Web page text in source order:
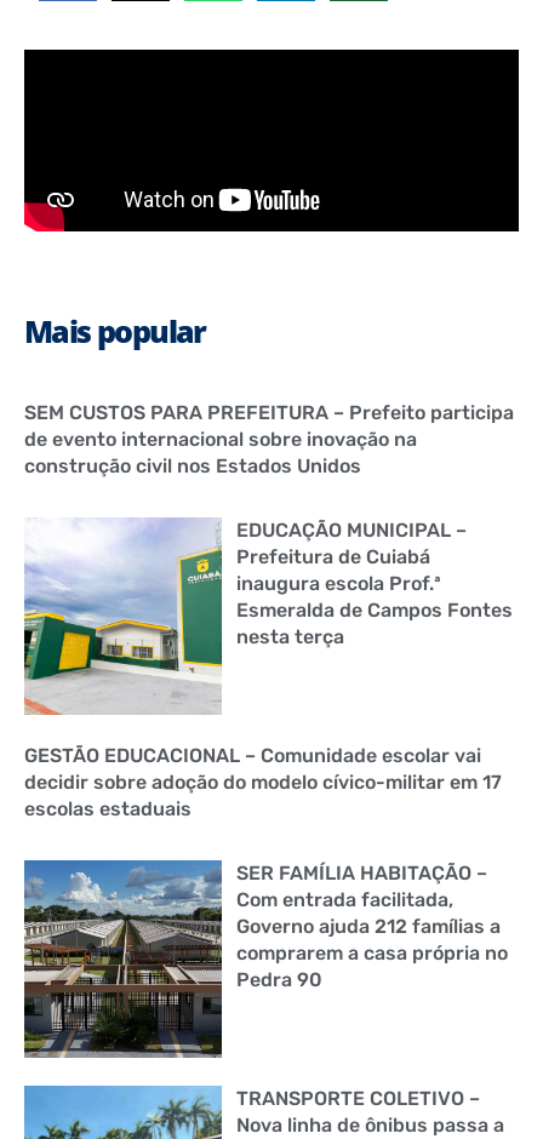
Mais popular
SEM CUSTOS PARA PREFEITURA – Prefeito participa
de evento internacional sobre inovação na
construção civil nos Estados Unidos
EDUCAÇÃO MUNICIPAL –
Prefeitura de Cuiabá
inaugura escola Prof.ª
Esmeralda de Campos Fontes
nesta terça
GESTÃO EDUCACIONAL – Comunidade escolar vai
decidir sobre adoção do modelo cívico-militar em 17
escolas estaduais
SER FAMÍLIA HABITAÇÃO –
Com entrada facilitada,
Governo ajuda 212 famílias a
comprarem a casa própria no
Pedra 90
TRANSPORTE COLETIVO –
Nova linha de ônibus passa a